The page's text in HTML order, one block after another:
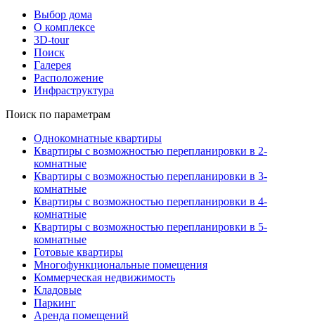
Выбор дома
О комплексе
3D-tour
Поиск
Галерея
Расположение
Инфраструктура
Поиск по параметрам
Однокомнатные квартиры
Квартиры с возможностью перепланировки в 2-
комнатные
Квартиры с возможностью перепланировки в 3-
комнатные
Квартиры с возможностью перепланировки в 4-
комнатные
Квартиры с возможностью перепланировки в 5-
комнатные
Готовые квартиры
Многофункциональные помещения
Коммерческая недвижимость
Кладовые
Паркинг
Аренда помещений